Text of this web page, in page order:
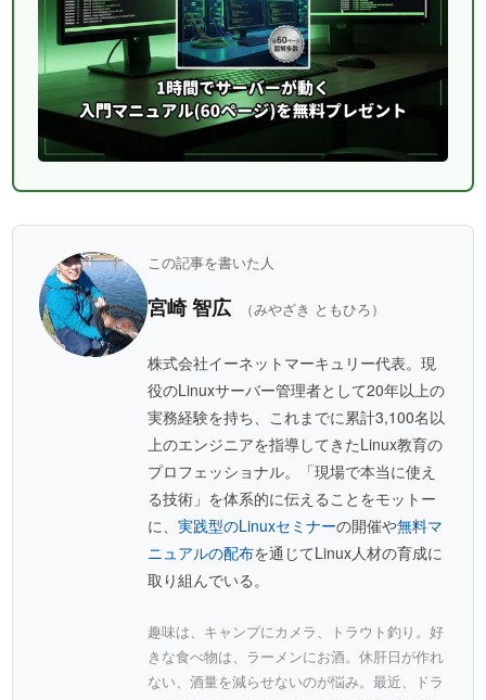
この記事を書いた人
宮崎 智広 （みやざき ともひろ）
株式会社イーネットマーキュリー代表。現
役のLinuxサーバー管理者として20年以上の
実務経験を持ち、これまでに累計3,100名以
上のエンジニアを指導してきたLinux教育の
プロフェッショナル。「現場で本当に使え
る技術」を体系的に伝えることをモットー
に、実践型のLinuxセミナーの開催や無料マ
ニュアルの配布を通じてLinux人材の育成に
取り組んでいる。
趣味は、キャンプにカメラ、トラウト釣り。好
きな食べ物は、ラーメンにお酒。休肝日が作れ
ない、酒量を減らせないのが悩み。最近、ドラ